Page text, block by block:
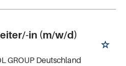
in (m/w/d)
GROUP Deutschland